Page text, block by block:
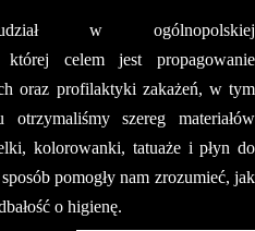
w ogólnopolskiej
której celem jest propagowanie
oraz profilaktyki zakażeń, w tym
szereg materiałów
kolorowanki, tatuaże i płyn do
pomogły nam zrozumieć, jak
o higienę.